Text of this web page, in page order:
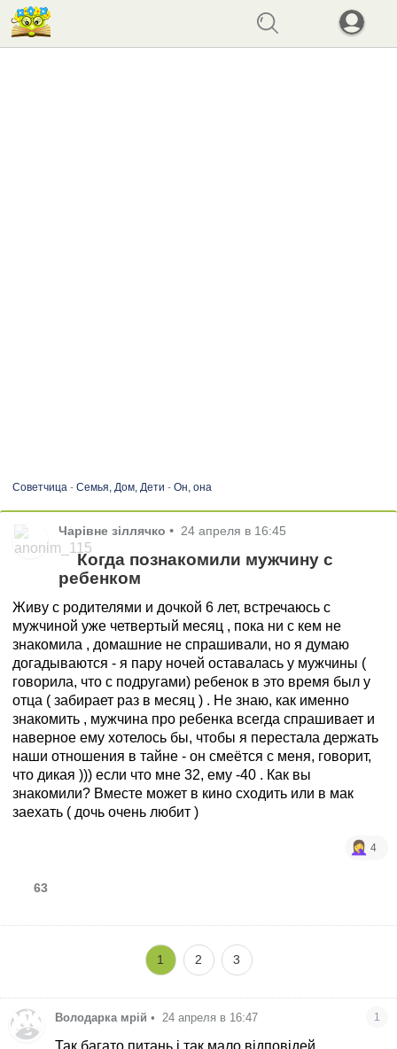
Советчица- Семья, Дом, Дети - Он, она
Чарівне зіллячко • 24 апреля в 16:45
Когда познакомили мужчину с
ребенком
Живу с родителями и дочкой 6 лет, встречаюсь с
мужчиной уже четвертый месяц , пока ни с кем не
знакомила , домашние не спрашивали, но я думаю
догадываются - я пару ночей оставалась у мужчины (
говорила, что с подругами) ребенок в это время был у
отца ( забирает раз в месяц ) . Не знаю, как именно
знакомить , мужчина про ребенка всегда спрашивает и
наверное ему хотелось бы, чтобы я перестала держать
наши отношения в тайне - он смеётся с меня, говорит,
что дикая ))) если что мне 32, ему -40 . Как вы
знакомили? Вместе может в кино сходить или в мак
заехать ( дочь очень любит )
4
63
1 2 3
Володарка мрій • 24 апреля в 16:47 1
Так багато питань і так мало відповідей